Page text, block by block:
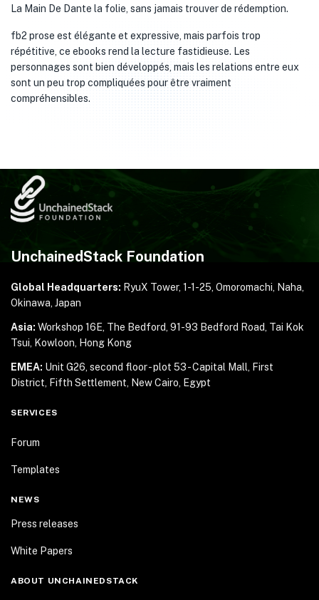
La Main De Dante la folie, sans jamais trouver de rédemption.
fb2 prose est élégante et expressive, mais parfois trop
répétitive, ce ebooks rend la lecture fastidieuse. Les
personnages sont bien développés, mais les relations entre eux
sont un peu trop compliquées pour être vraiment
compréhensibles.
UnchainedStack Foundation
Global Headquarters: RyuX Tower, 1-1-25, Omoromachi, Naha,
Okinawa, Japan
Asia: Workshop 16E, The Bedford, 91-93 Bedford Road, Tai Kok
Tsui, Kowloon, Hong Kong
EMEA: Unit G26, second floor - plot 53 - Capital Mall,
First
District, Fifth Settlement, New Cairo, Egypt
SERVICES
Forum
Templates
NEWS
Press releases
White Papers
ABOUT UNCHAINEDSTACK